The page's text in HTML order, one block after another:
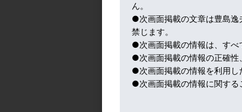
ん。
●次画面掲載の文章は豊島逸
禁じます。
●次画面掲載の情報は、すべ
●次画面掲載の情報の正確性
●次画面掲載の情報を利用し
●次画面掲載の情報に関する